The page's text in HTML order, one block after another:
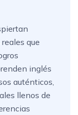
que
inglés
auténticos,
llenos de